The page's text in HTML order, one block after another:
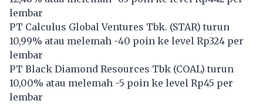
lembar
PT Calculus Global Ventures Tbk. (STAR) turun
10,99% atau melemah -40 poin ke level Rp324 per
lembar
PT Black Diamond Resources Tbk (COAL) turun
10,00% atau melemah -5 poin ke level Rp45 per
lembar